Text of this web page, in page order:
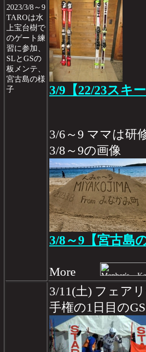
2023/3/8～9
TAROは水
上宝台樹で
のゲート練
習に参加、
SLとGSの
板メンテ、
宮古島の様
子
3/9【22/23スキ
3/6～9 ママは研
3/8～9の画像
3/8～9【宮古島
More
3/11(土) フェア
手権の1日目のGS